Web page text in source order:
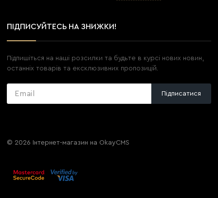
ПІДПИСУЙТЕСЬ НА ЗНИЖКИ!
Підпишіться на наші розсилки та будьте в курсі нових новин,
останніх товарів та ексклюзивних пропозицій.
Підписатися
© 2026 Інтернет-магазин на OkayCMS